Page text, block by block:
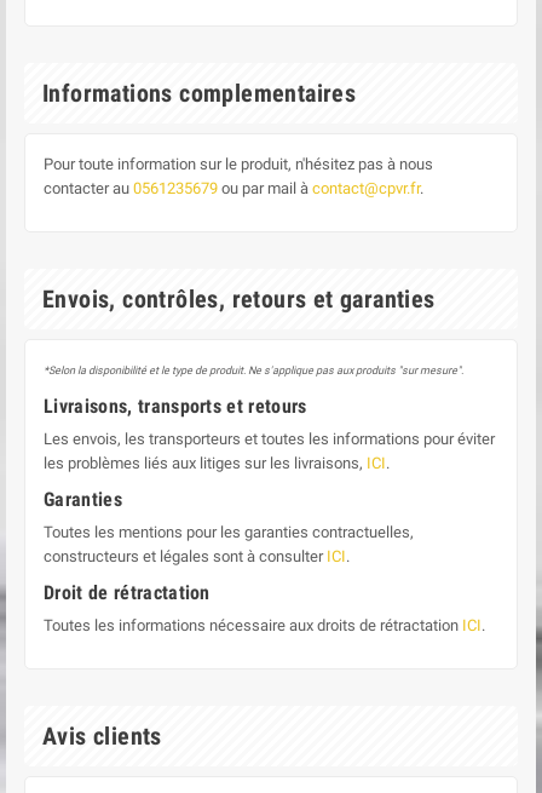
Informations complementaires
Pour toute information sur le produit, n'hésitez pas à nous
contacter au 0561235679 ou par mail à contact@cpvr.fr.
Envois, contrôles, retours et garanties
*Selon la disponibilité et le type de produit. Ne s'applique pas aux produits "sur mesure".
Livraisons, transports et retours
Les envois, les transporteurs et toutes les informations pour éviter
les problèmes liés aux litiges sur les livraisons, ICI.
Garanties
Toutes les mentions pour les garanties contractuelles,
constructeurs et légales sont à consulter ICI.
Droit de rétractation
Toutes les informations nécessaire aux droits de rétractation ICI.
Avis clients